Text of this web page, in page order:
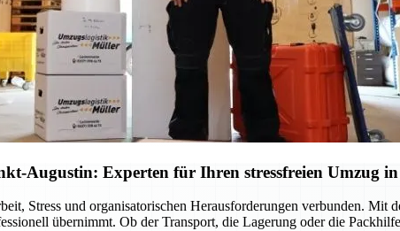
Augustin: Experten für Ihren stressfreien Umzug
Stress und organisatorischen Herausforderungen verbunden. Mit
übernimmt. Ob der Transport, die Lagerung oder die